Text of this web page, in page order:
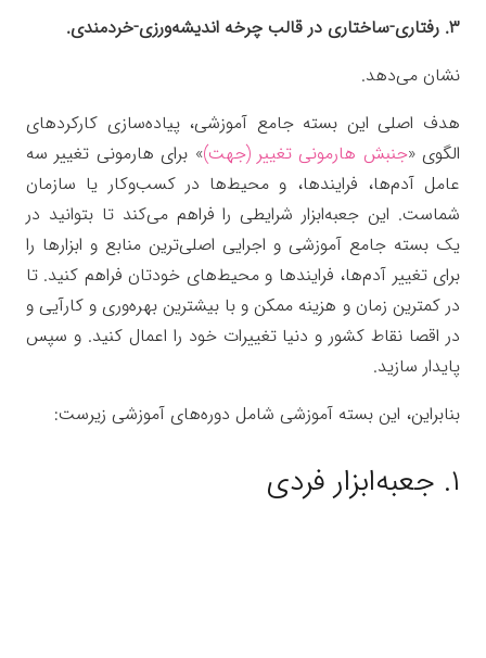
۳. رفتاری-ساختاری در قالب چرخه اندیشه‌ورزی-خردمندی.
نشان می‌دهد.
هدف اصلی این بسته جامع آموزشی، پیاده‌سازی کارکردهای
الگوی «جنبش هارمونی تغییر (جهت)» برای هارمونی تغییر سه
عامل آدم‌ها، فرایندها، و محیط‌ها در کسب‌وکار یا سازمان
شماست. این جعبه‌ابزار شرایطی را فراهم می‌کند تا بتوانید در
یک بسته جامع آموزشی و اجرایی اصلی‌ترین منابع و ابزارها را
برای تغییر آدم‌ها، فرایندها و محیط‌های خودتان فراهم کنید. تا
در کمترین زمان و هزینه ممکن و با بیشترین بهره‌وری و کارآیی و
در اقصا نقاط کشور و دنیا تغییرات خود را اعمال کنید. و سپس
پایدار سازید.
بنابراین، این بسته آموزشی شامل دوره‌های آموزشی زیرست:
۱. جعبه‌ابزار فردی